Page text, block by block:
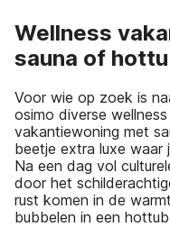
Wellness
sauna of
Voor wie op zoek is
osimo diverse
vakantiewoning met
beetje extra luxe waar
Na een dag vol
door het
rust komen in de
bubbelen in een